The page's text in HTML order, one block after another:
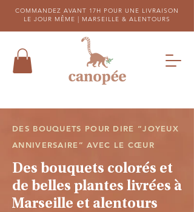
COMMANDEZ AVANT 17H POUR UNE LIVRAISON
LE JOUR MÊME | MARSEILLE & ALENTOURS
DES BOUQUETS POUR DIRE “JOYEUX
ANNIVERSAIRE” AVEC LE CŒUR
Des bouquets colorés et
de belles plantes livrées à
Marseille et alentours